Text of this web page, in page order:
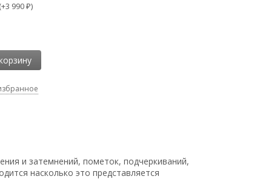
3 990 ₽)
и затемнений, пометок, подчеркиваний,
насколько это представляется